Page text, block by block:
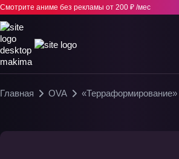
Смотрите аниме без рекламы от 200 ₽ /мес
Главная OVA